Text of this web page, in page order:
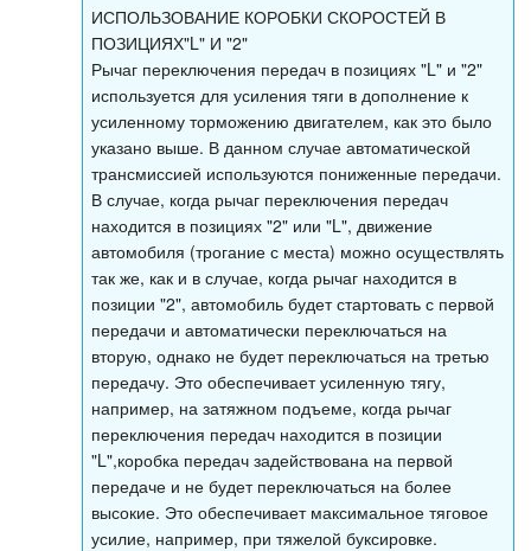
ИСПОЛЬЗОВАНИЕ КОРОБКИ СКОРОСТЕЙ В
ПОЗИЦИЯХ"L" И "2"
Рычаг переключения передач в позициях "L" и "2"
используется для усиления тяги в дополнение к
усиленному торможению двигателем, как это было
указано выше. В данном случае автоматической
трансмиссией используются пониженные передачи.
В случае, когда рычаг переключения передач
находится в позициях "2" или "L", движение
автомобиля (трогание с места) можно осуществлять
так же, как и в случае, когда рычаг находится в
позиции "2", автомобиль будет стартовать с первой
передачи и автоматически переключаться на
вторую, однако не будет переключаться на третью
передачу. Это обеспечивает усиленную тягу,
например, на затяжном подъеме, когда рычаг
переключения передач находится в позиции
"L",коробка передач задействована на первой
передаче и не будет переключаться на более
высокие. Это обеспечивает максимальное тяговое
усилие, например, при тяжелой буксировке.